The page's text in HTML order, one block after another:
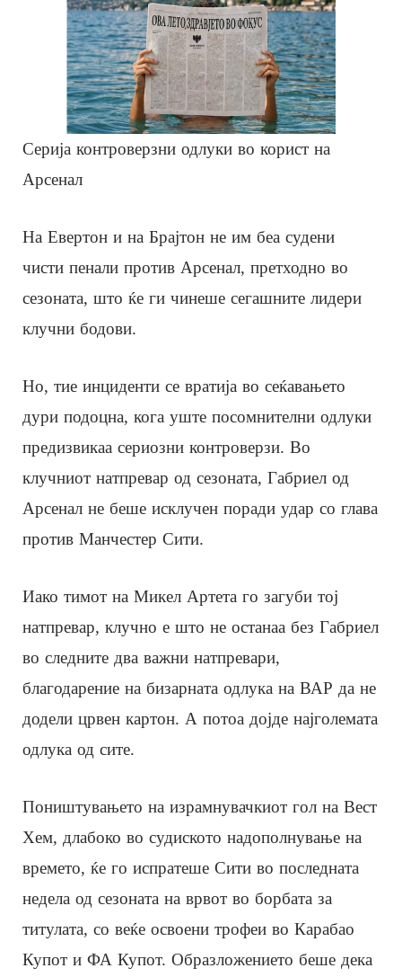
Серија контроверзни одлуки во корист на
Арсенал
На Евертон и на Брајтон не им беа судени
чисти пенали против Арсенал, претходно во
сезоната, што ќе ги чинеше сегашните лидери
клучни бодови.
Но, тие инциденти се вратија во сеќавањето
дури подоцна, кога уште посомнителни одлуки
предизвикаа сериозни контроверзи. Во
клучниот натпревар од сезоната, Габриел од
Арсенал не беше исклучен поради удар со глава
против Манчестер Сити.
Иако тимот на Микел Артета го загуби тој
натпревар, клучно е што не останаа без Габриел
во следните два важни натпревари,
благодарение на бизарната одлука на ВАР да не
додели црвен картон. А потоа дојде најголемата
одлука од сите.
Поништувањето на израмнувачкиот гол на Вест
Хем, длабоко во судиското надополнување на
времето, ќе го испратеше Сити во последната
недела од сезоната на врвот во борбата за
титулата, со веќе освоени трофеи во Карабао
Купот и ФА Купот. Образложението беше дека